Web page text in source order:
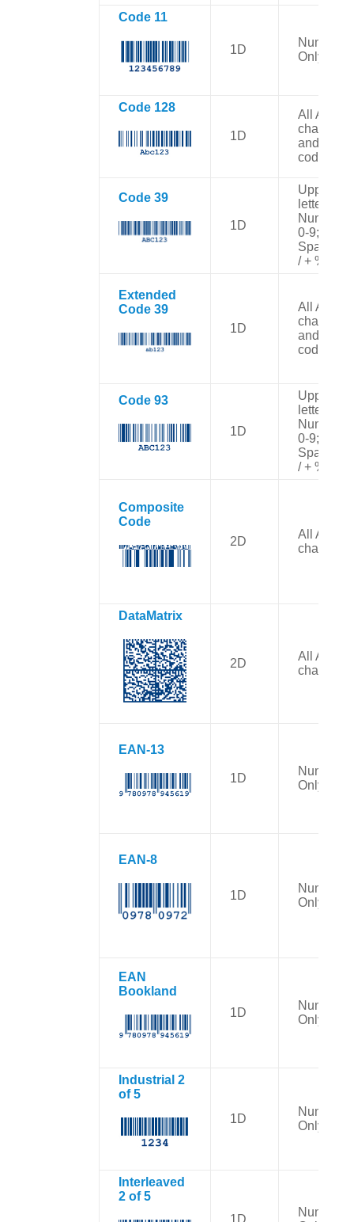
Code 11
1D
Numbers
Only
Code 128
1D
All ASCII
and
codes
Code 39
1D
letters A-
Numbers
0-9;
Space – .
/ + %
Extended
Code 39
1D
All ASCII
and
codes
Code 93
1D
letters A-
Numbers
0-9;
Space – .
/ + %
Composite
Code
2D
All ASCII
DataMatrix
2D
All ASCII
EAN-13
1D
Numbers
Only
EAN-8
1D
Numbers
Only
EAN
Bookland
1D
Numbers
Only
Industrial 2
of 5
1D
Numbers
Only
Interleaved
2 of 5
1D
Numbers